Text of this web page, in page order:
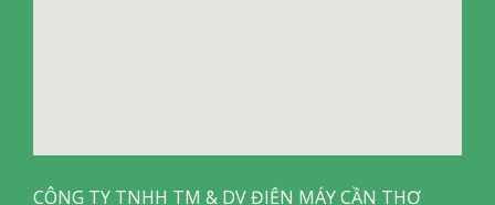
CÔNG TY TNHH TM & DV ĐIỆN MÁY CẦN THƠ